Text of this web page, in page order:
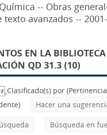
-- Obras
avanzados -- 2001-
EN LA
QD 31.3 (10)
Clasificado(s) por
Hacer una
Búsqueda en